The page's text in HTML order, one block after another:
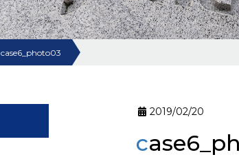
case6_photo03
2019/02/20